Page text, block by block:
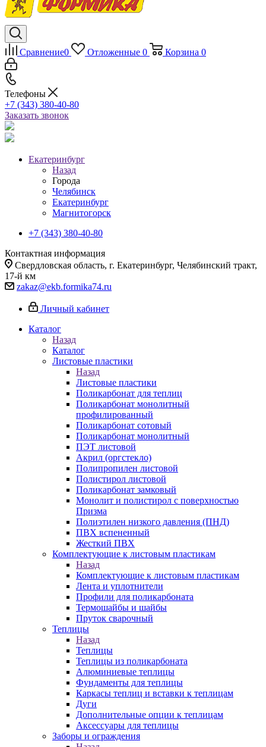
Сравнение0 Отложенные 0 Корзина 0
Телефоны
+7 (343) 380-40-80
Заказать звонок
Екатеринбург
Назад
Города
Челябинск
Екатеринбург
Магнитогорск
+7 (343) 380-40-80
Контактная информация
Свердловская область, г. Екатеринбург, Челябинский тракт,
17-й км
zakaz@ekb.formika74.ru
Личный кабинет
Каталог
Назад
Каталог
Листовые пластики
Назад
Листовые пластики
Поликарбонат для теплиц
Поликарбонат монолитный
профилированный
Поликарбонат сотовый
Поликарбонат монолитный
ПЭТ листовой
Акрил (оргстекло)
Полипропилен листовой
Полистирол листовой
Поликарбонат замковый
Монолит и полистирол с поверхностью
Призма
Полиэтилен низкого давления (ПНД)
ПВХ вспененный
Жесткий ПВХ
Комплектующие к листовым пластикам
Назад
Комплектующие к листовым пластикам
Лента и уплотнители
Профили для поликарбоната
Термошайбы и шайбы
Пруток сварочный
Теплицы
Назад
Теплицы
Теплицы из поликарбоната
Алюминиевые теплицы
Фундаменты для теплицы
Каркасы теплиц и вставки к теплицам
Дуги
Дополнительные опции к теплицам
Аксессуары для теплицы
Заборы и ограждения